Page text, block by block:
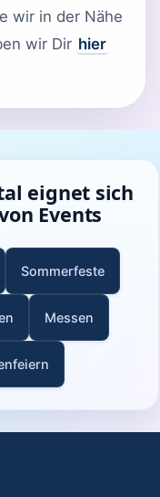
wir in der Nähe
wir Dir hier
eignet sich
Events
Sommerfeste
Messen